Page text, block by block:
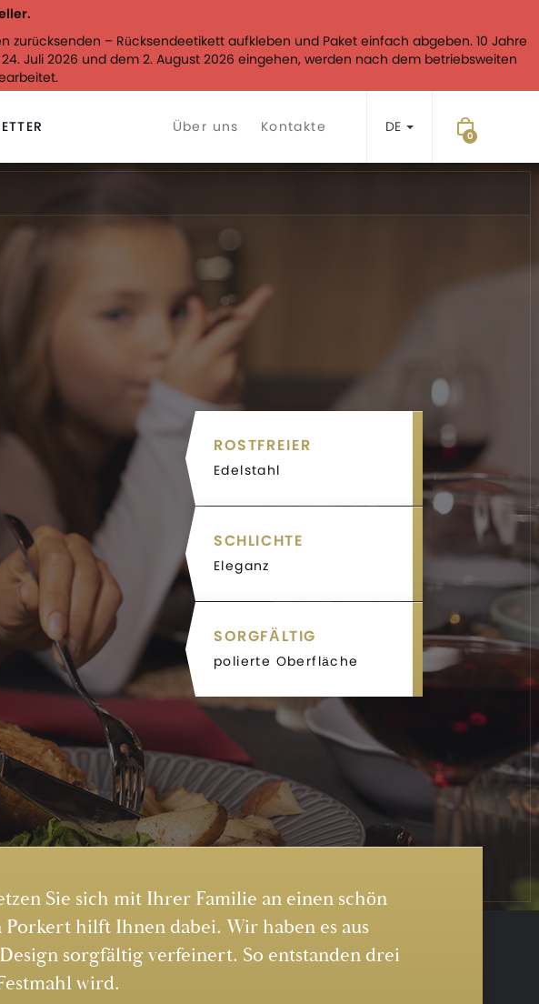
zurücksenden – Rücksendeetikett aufkleben und Paket einfach abgeben. 10 Jahre
Juli 2026 und dem 2. August 2026 eingehen, werden nach dem betriebsweiten
Über uns Kontakte DE
ROSTFREIER
Edelstahl
SCHLICHTE
Eleganz
SORGFÄLTIG
polierte Oberfläche
Sie sich mit Ihrer Familie an einen schön
Porkert hilft Ihnen dabei. Wir haben es aus
sorgfältig verfeinert. So entstanden drei
wird.